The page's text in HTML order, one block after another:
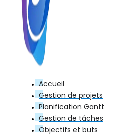
Accueil
Gestion de projets
Planification Gantt
Gestion de tâches
Objectifs et buts